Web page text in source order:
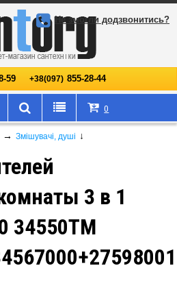
59 +38(097) 855-28-44
Не змогли додзвонитись?
0
→ Змішувачі, душі ↓
3 в 1
34550TM